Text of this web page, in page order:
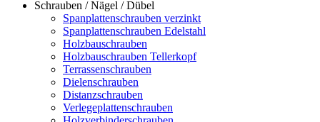
Schrauben / Nägel / Dübel
Spanplattenschrauben verzinkt
Spanplattenschrauben Edelstahl
Holzbauschrauben
Holzbauschrauben Tellerkopf
Terrassenschrauben
Dielenschrauben
Distanzschrauben
Verlegeplattenschrauben